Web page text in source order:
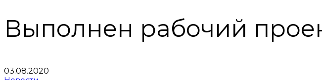
Выполнен рабочий
03.08.2020